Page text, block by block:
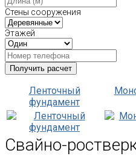
Стены сооружения
Этажей
Ленточный
фундамент
Свайно-